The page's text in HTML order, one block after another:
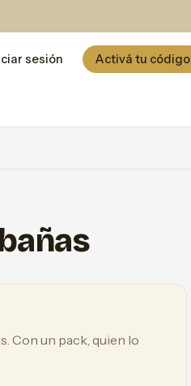
sesión Activá tu código
Con un pack, quien lo